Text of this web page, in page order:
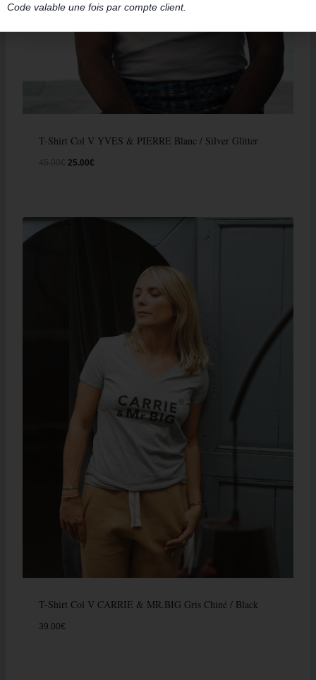
T-Shirt Col V YVES & PIERRE Blanc / Silver Glitter
25.00€
T-Shirt Col V CARRIE & MR.BIG Gris Chiné / Black
39.00€
Code valable une fois par compte client.